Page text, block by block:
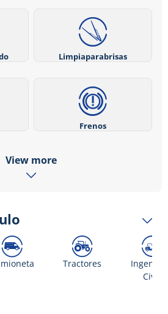
Limpiaparabrisas
Frenos
View more
Tractores
Civil